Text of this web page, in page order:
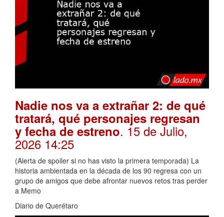
Nadie nos va a extrañar 2: de qué
tratará, qué personajes regresan
y fecha de estreno. 15 de Julio,
2026 14:25
(Alerta de spoiler si no has visto la primera temporada) La
historia ambientada en la década de los 90 regresa con un
grupo de amigos que debe afrontar nuevos retos tras perder
a Memo
Diario de Querétaro